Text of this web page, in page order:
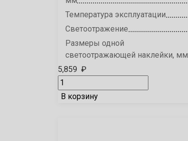
Температура эксплуатации
Светоотражение
Размеры одной
светоотражающей наклейки, мм
5,859 ₽
В корзину